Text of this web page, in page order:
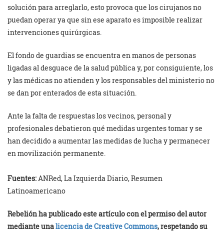
solución para arreglarlo, esto provoca que los cirujanos no
puedan operar ya que sin ese aparato es imposible realizar
intervenciones quirúrgicas.
El fondo de guardias se encuentra en manos de personas
ligadas al desguace de la salud pública y, por consiguiente, los
y las médicas no atienden y los responsables del ministerio no
se dan por enterados de esta situación.
Ante la falta de respuestas los vecinos, personal y
profesionales debatieron qué medidas urgentes tomar y se
han decidido a aumentar las medidas de lucha y permanecer
en movilización permanente.
Fuentes:ANRed, La Izquierda Diario, Resumen
Latinoamericano
Rebelión ha publicado este artículo con el permiso del autor
mediante unalicencia de Creative Commons, respetando su